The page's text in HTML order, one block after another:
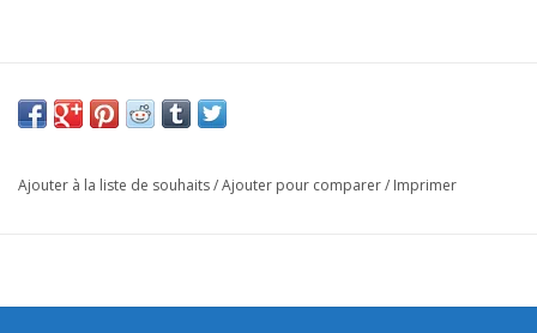
Ajouter à la liste de souhaits/Ajouter pour comparer/ Imprimer